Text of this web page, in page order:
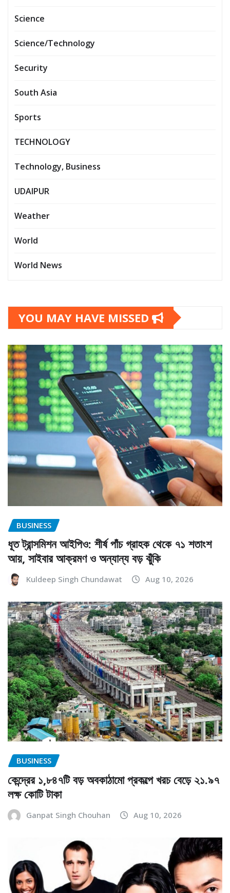
Science
Science/Technology
Security
South Asia
Sports
TECHNOLOGY
Technology, Business
UDAIPUR
Weather
World
World News
YOU MAY HAVE MISSED
BUSINESS
ধূত ট্রান্সমিশন আইপিও: শীর্ষ পাঁচ গ্রাহক থেকে ৭১ শতাংশ
আয়, সাইবার আক্রমণ ও অন্যান্য বড় ঝুঁকি
Kuldeep Singh Chundawat Aug 10, 2026
BUSINESS
কেন্দ্রের ১,৮৪৭টি বড় অবকাঠামো প্রকল্পে খরচ বেড়ে ২১.৯৭
লক্ষ কোটি টাকা
Ganpat Singh Chouhan Aug 10, 2026